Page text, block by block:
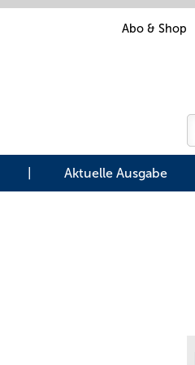
Abo & Shop
Aktuelle Ausgabe